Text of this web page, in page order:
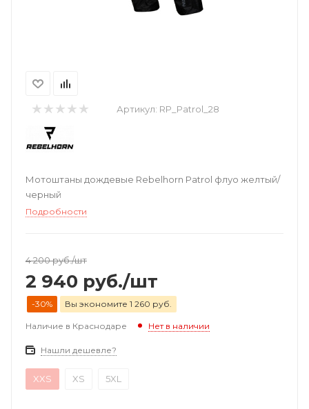
Артикул: RP_Patrol_28
Мотоштаны дождевые Rebelhorn Patrol флуо желтый/
черный
Подробности
4 200руб./шт
2 940 руб./шт
-30% Вы экономите 1 260 руб.
Наличие в Краснодаре Нет в наличии
Нашли дешевле?
XXS XS 5XL